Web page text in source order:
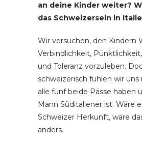
an deine Kinder weiter?
das Schweizersein in
Wir versuchen, den Kindern
Verbindlichkeit,
und Toleranz vorzuleben.
schweizerisch fühlen wir uns
alle fünf beide Pässe haben
Mann Süditaliener ist. Wäre
Schweizer Herkunft, wäre
anders.